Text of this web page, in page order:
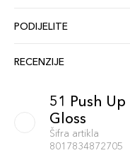
PODIJELITE
RECENZIJE
51 Push Up
Gloss
Šifra artikla
8017834872705